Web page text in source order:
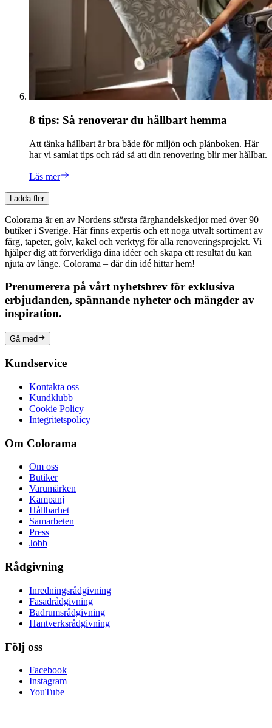
8 tips: Så renoverar du hållbart hemma
Att tänka hållbart är bra både för miljön och plånboken. Här
har vi samlat tips och råd så att din renovering blir mer hållbar.
Läs mer
Ladda fler
Colorama är en av Nordens största färghandelskedjor med över 90
butiker i Sverige. Här finns expertis och ett noga utvalt sortiment av
färg, tapeter, golv, kakel och verktyg för alla renoveringsprojekt. Vi
hjälper dig att förverkliga dina idéer och skapa ett resultat du kan
njuta av länge. Colorama – där din idé hittar hem!
Prenumerera på vårt nyhetsbrev för exklusiva
erbjudanden, spännande nyheter och mängder av
inspiration.
Gå med
Kundservice
Kontakta oss
Kundklubb
Cookie Policy
Integritetspolicy
Om Colorama
Om oss
Butiker
Varumärken
Kampanj
Hållbarhet
Samarbeten
Press
Jobb
Rådgivning
Inredningsrådgivning
Fasadrådgivning
Badrumsrådgivning
Hantverksrådgivning
Följ oss
Facebook
Instagram
YouTube